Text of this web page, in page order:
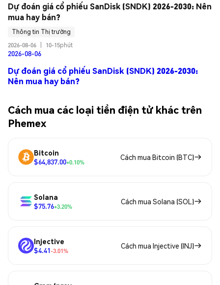
Dự đoán giá cổ phiếu SanDisk (SNDK) 2026-2030: Nên
mua hay bán?
Thông tin Thị trường
2026-08-06
10-15phút
2026-08-06
Dự đoán giá cổ phiếu SanDisk (SNDK) 2026-2030:
Nên mua hay bán?
Cách mua các loại tiền điện tử khác trên
Phemex
Bitcoin
$64,837.00+0.10%
Cách mua Bitcoin (BTC)
Solana
$75.76+3.20%
Cách mua Solana (SOL)
Injective
$4.41-3.01%
Cách mua Injective (INJ)